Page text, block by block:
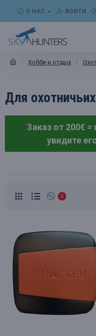
О НАС ВОЙТИ
Хобби и отдых
Для
Заказ от 200€
увидите
0